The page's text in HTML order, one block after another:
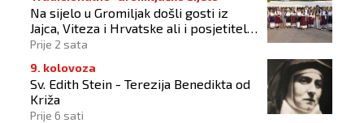
Na sijelo u Gromiljak došli gosti iz
Jajca, Viteza i Hrvatske ali i posjetitelji
od Austrije do Australije
Prije 2 sata
9. kolovoza
Sv. Edith Stein - Terezija Benedikta od
Križa
Prije 6 sati